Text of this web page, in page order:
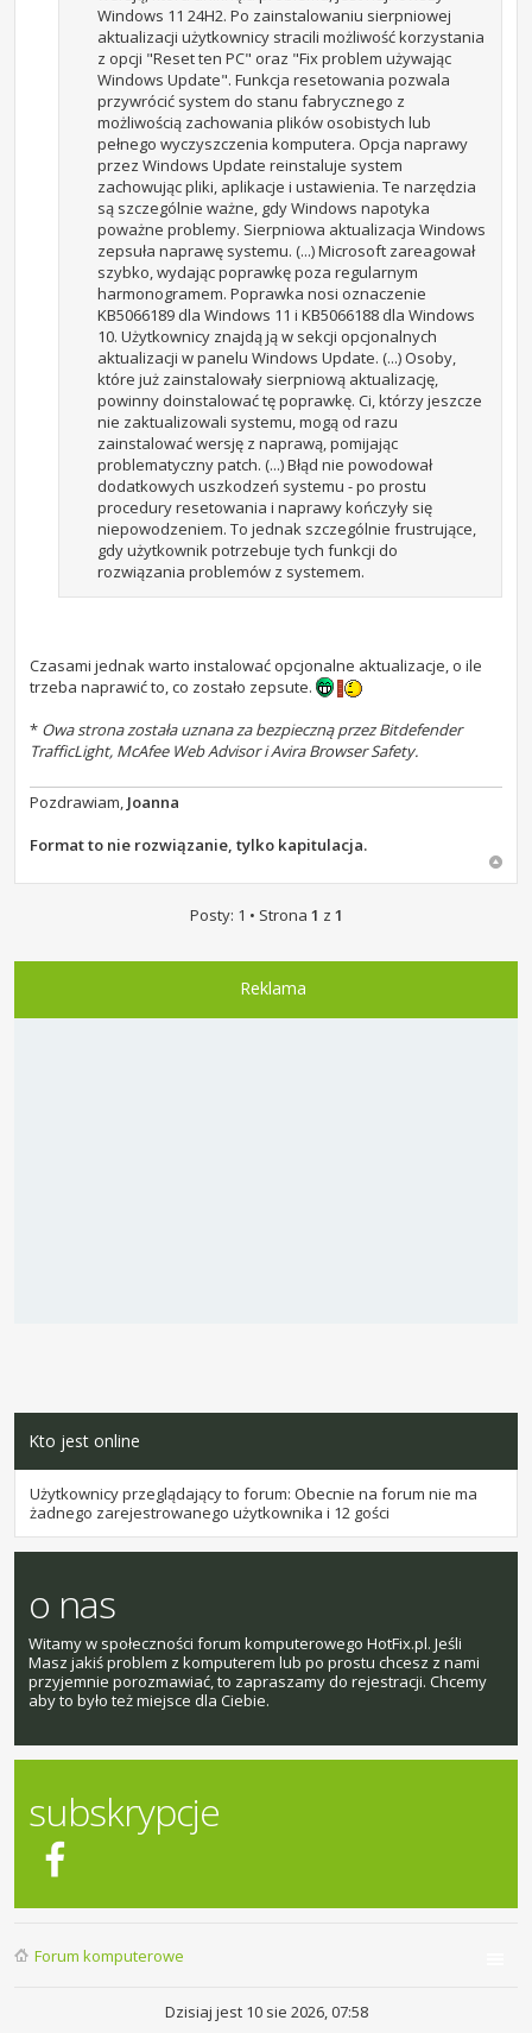
Windows 11 24H2. Po zainstalowaniu sierpniowej
aktualizacji użytkownicy stracili możliwość korzystania
z opcji "Reset ten PC" oraz "Fix problem używając
Windows Update". Funkcja resetowania pozwala
przywrócić system do stanu fabrycznego z
możliwością zachowania plików osobistych lub
pełnego wyczyszczenia komputera. Opcja naprawy
przez Windows Update reinstaluje system
zachowując pliki, aplikacje i ustawienia. Te narzędzia
są szczególnie ważne, gdy Windows napotyka
poważne problemy. Sierpniowa aktualizacja Windows
zepsuła naprawę systemu. (...) Microsoft zareagował
szybko, wydając poprawkę poza regularnym
harmonogramem. Poprawka nosi oznaczenie
KB5066189 dla Windows 11 i KB5066188 dla Windows
10. Użytkownicy znajdą ją w sekcji opcjonalnych
aktualizacji w panelu Windows Update. (...) Osoby,
które już zainstalowały sierpniową aktualizację,
powinny doinstalować tę poprawkę. Ci, którzy jeszcze
nie zaktualizowali systemu, mogą od razu
zainstalować wersję z naprawą, pomijając
problematyczny patch. (...) Błąd nie powodował
dodatkowych uszkodzeń systemu - po prostu
procedury resetowania i naprawy kończyły się
niepowodzeniem. To jednak szczególnie frustrujące,
gdy użytkownik potrzebuje tych funkcji do
rozwiązania problemów z systemem.
Czasami jednak warto instalować opcjonalne aktualizacje, o ile
trzeba naprawić to, co zostało zepsute.
* Owa strona została uznana za bezpieczną przez Bitdefender
TrafficLight, McAfee Web Advisor i Avira Browser Safety.
Pozdrawiam, Joanna
Format to nie rozwiązanie, tylko kapitulacja.
Posty: 1 • Strona 1 z 1
Reklama
Kto jest online
Użytkownicy przeglądający to forum: Obecnie na forum nie ma
żadnego zarejestrowanego użytkownika i 12 gości
o nas
Witamy w społeczności forum komputerowego HotFix.pl. Jeśli
Masz jakiś problem z komputerem lub po prostu chcesz z nami
przyjemnie porozmawiać, to zapraszamy do rejestracji. Chcemy
aby to było też miejsce dla Ciebie.
subskrypcje
Forum komputerowe
Dzisiaj jest 10 sie 2026, 07:58